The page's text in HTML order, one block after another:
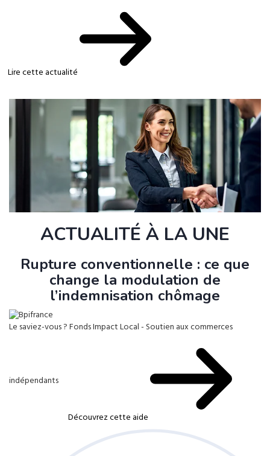
Lire cette actualité
ACTUALITÉ À LA UNE
Rupture conventionnelle : ce que
change la modulation de
l’indemnisation chômage
Le saviez-vous ?Fonds Impact Local - Soutien aux commerces
indépendants
Découvrez cette aide